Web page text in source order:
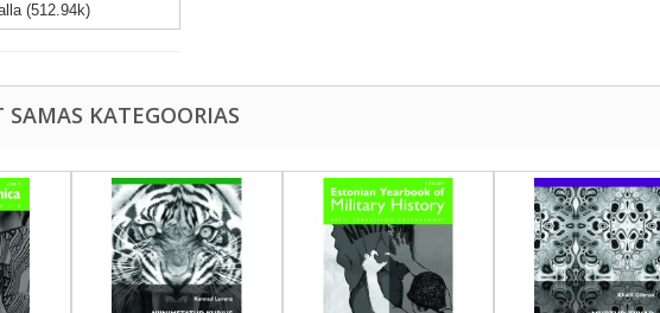
(512.94k)
SAMAS KATEGOORIAS